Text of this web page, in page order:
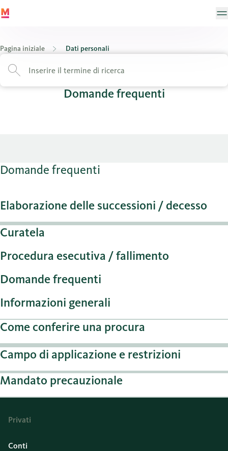
Pagina iniziale Dati personali
Domande frequenti
Domande frequenti
Elaborazione delle successioni / decesso
Curatela
Procedura esecutiva / fallimento
Domande frequenti
Informazioni generali
Come conferire una procura
Campo di applicazione e restrizioni
Mandato precauzionale
Privati
Conti